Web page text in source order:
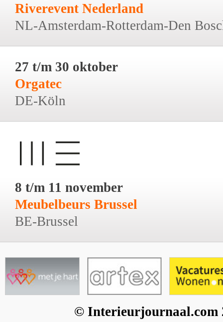
Riverevent Nederland
NL-Amsterdam-Rotterdam-Den
27 t/m 30 oktober
Orgatec
DE-Köln
8 t/m 11 november
Meubelbeurs Brussel
BE-Brussel
© Interieurjournaal.com